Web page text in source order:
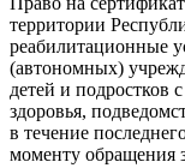
территории
реабилитационные
(автономных)
детей и подростков
здоровья,
в течение
моменту обращения